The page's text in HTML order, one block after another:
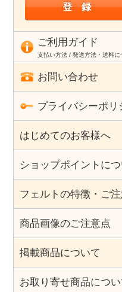
ご利用ガイド
支払い方法 / 発送方法・送料
お問い合わせ
プライバシーポリ
はじめてのお客様へ
ショップポイントに
フェルトの特徴・ご
商品画像のご注意点
掲載商品について
お取り寄せ商品につい